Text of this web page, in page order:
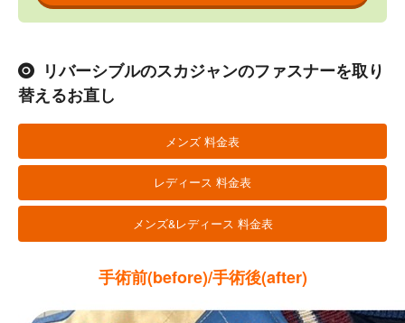
リバーシブルのスカジャンのファスナーを取り
替えるお直し
メンズ 料金表
レディース 料金表
メンズ&レディース 料金表
手術前(before)/手術後(after)